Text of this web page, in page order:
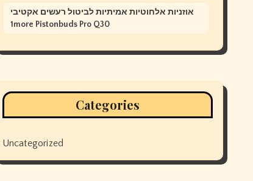
אוזניות אלחוטיות אמיתיות לביטול רעשים אקטיבי
1more Pistonbuds Pro Q30
Categories
Uncategorized